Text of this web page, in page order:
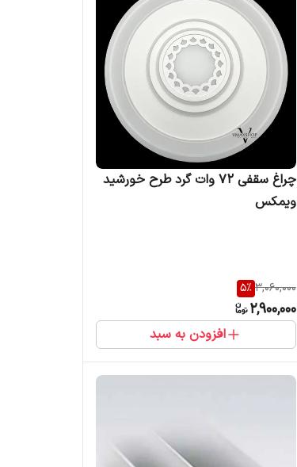
چراغ سقفی 72 وات گرد طرح خورشید
ویمکس
3,060,000
5%
2,900,000
افزودن به سبد